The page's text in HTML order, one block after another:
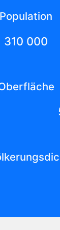
Population
310 000